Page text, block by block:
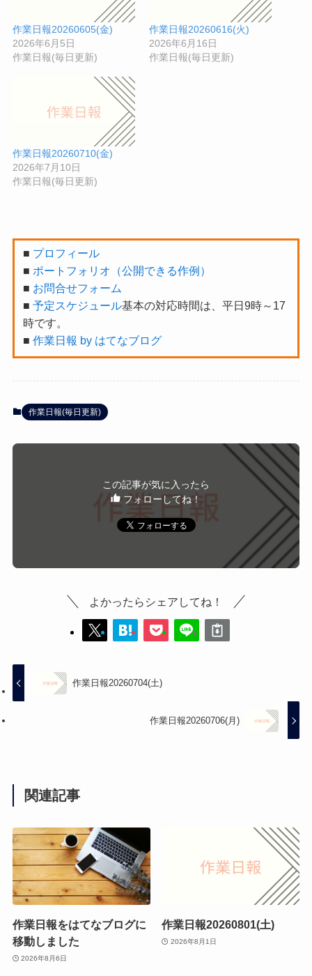
作業日報20260605(金)
2026年6月5日
作業日報(毎日更新)
作業日報20260616(火)
2026年6月16日
作業日報(毎日更新)
作業日報20260710(金)
2026年7月10日
作業日報(毎日更新)
■ プロフィール
■ ポートフォリオ（公開できる作例）
■ お問合せフォーム
■ 予定スケジュール基本の対応時間は、平日9時～17
時です。
■ 作業日報 by はてなブログ
作業日報(毎日更新)
この記事が気に入ったら
フォローしてね！
よかったらシェアしてね！
作業日報20260704(土)
作業日報20260706(月)
関連記事
作業日報をはてなブログに
移動しました
2026年8月6日
作業日報20260801(土)
2026年8月1日